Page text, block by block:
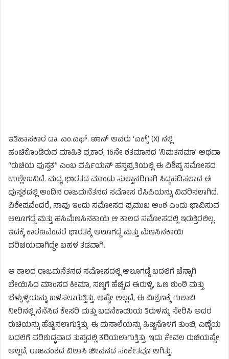
ಇತಿಹಾಸಕಾರ ಡಾ. ಎಂ.ಎಫ್. ಖಾನ್ ಅವರು ‘ಎಕ್ಸ್’ (X) ನಲ್ಲಿ
ಹಂಚಿಕೊಂಡಿರುವ ಮಾಹಿತಿ ಪ್ರಕಾರ, 16ನೇ ಶತಮಾನದ ‘ನಿಮತನಮಾ’ ಅಥವಾ
“ರುಚಿಯ ಪುಸ್ತಕ” ಎಂಬ ಪರ್ಷಿಯನ್ ಹಸ್ತಪ್ರತಿಯಲ್ಲಿ ಈ ವಿಶಿಷ್ಟ ಸಮೋಸದ
ಉಲ್ಲೇಖವಿದೆ. ಮಧ್ಯ ಭಾರತದ ಮಾಂಡು ಸುಲ್ತಾನರಿಗಾಗಿ ಸಿದ್ಧಪಡಿಸಲಾದ ಈ
ಪುಸ್ತಕದಲ್ಲಿ ಅಂದಿನ ರಾಜಮನೆತನದ ಸಮೋಸ ರೆಸಿಪಿಯನ್ನು ವಿವರಿಸಲಾಗಿದೆ.
ವಿಶೇಷವೆಂದರೆ, ನಾವು ಇಂದು ಸಮೋಸದ ಪ್ರಮುಖ ಅಂಶ ಎಂದು ಭಾವಿಸುವ
ಆಲೂಗಡ್ಡೆ ಮತ್ತು ಹಸಿಮೆಣಸಿನಕಾಯಿ ಆ ಕಾಲದ ಸಮೋಸದಲ್ಲಿ ಇರುತ್ತಿರಲಿಲ್ಲ.
ಇದಕ್ಕೆ ಕಾರಣವೆಂದರೆ ಭಾರತಕ್ಕೆ ಆಲೂಗಡ್ಡೆ ಮತ್ತು ಮೆಣಸಿನಕಾಯಿ
ಪರಿಚಯವಾಗಿದ್ದೇ ಬಹಳ ತಡವಾಗಿ.
ಆ ಕಾಲದ ರಾಜಮನೆತನದ ಸಮೋಸದಲ್ಲಿ ಆಲೂಗಡ್ಡೆ ಬದಲಿಗೆ ಚೆನ್ನಾಗಿ
ಬೇಯಿಸಿದ ಮಾಂಸದ ಕೀಮಾ, ಸಣ್ಣಗೆ ಹೆಚ್ಚಿದ ಈರುಳ್ಳಿ, ಒಣ ಶುಂಠಿ ಮತ್ತು
ಬೆಳ್ಳುಳ್ಳಿಯನ್ನು ಬಳಸಲಾಗುತ್ತಿತ್ತು. ಅಷ್ಟೇ ಅಲ್ಲದೆ, ಈ ಮಿಶ್ರಣಕ್ಕೆ ಗುಲಾಬಿ
ನೀರಿನಲ್ಲಿ ನೆನೆಸಿದ ಕೇಸರಿ ಮತ್ತು ಬದನೆಕಾಯಿಯ ತಿರುಳನ್ನು ಸೇರಿಸಿ ಅದರ
ರುಚಿಯನ್ನು ಹೆಚ್ಚಿಸಲಾಗುತ್ತಿತ್ತು. ಈ ಮಸಾಲೆಯನ್ನು ಹಿಟ್ಟಿನೊಳಗೆ ತುಂಬಿ, ಎಣ್ಣೆಯ
ಬದಲಿಗೆ ಪರಿಶುದ್ಧವಾದ ತುಪ್ಪದಲ್ಲಿ ಕರಿಯಲಾಗುತ್ತಿತ್ತು. ಇದು ಕೇವಲ ರುಚಿಯಷ್ಟೇ
ಅಲ್ಲದೆ, ರಾಜವಂಶದ ವಿಲಾಸಿ ಜೀವನದ ಸಂಕೇತವೂ ಆಗಿತ್ತು.